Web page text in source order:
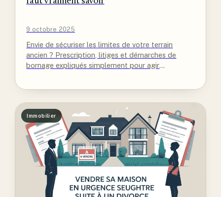
9 octobre 2025
Envie de sécuriser les limites de votre terrain
ancien ? Prescription, litiges et démarches de
bornage expliqués simplement pour agir
Immobilier